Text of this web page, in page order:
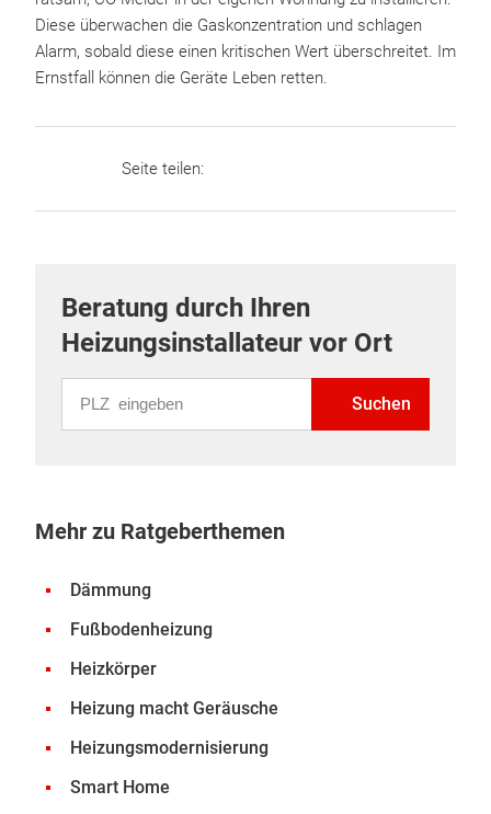
Diese überwachen die Gaskonzentration und schlagen
Alarm, sobald diese einen kritischen Wert überschreitet. Im
Ernstfall können die Geräte Leben retten.
Seite teilen:
Beratung durch Ihren
Heizungsinstallateur vor Ort
Suchen
Mehr zu Ratgeberthemen
Dämmung
Fußbodenheizung
Heizkörper
Heizung macht Geräusche
Heizungsmodernisierung
Smart Home